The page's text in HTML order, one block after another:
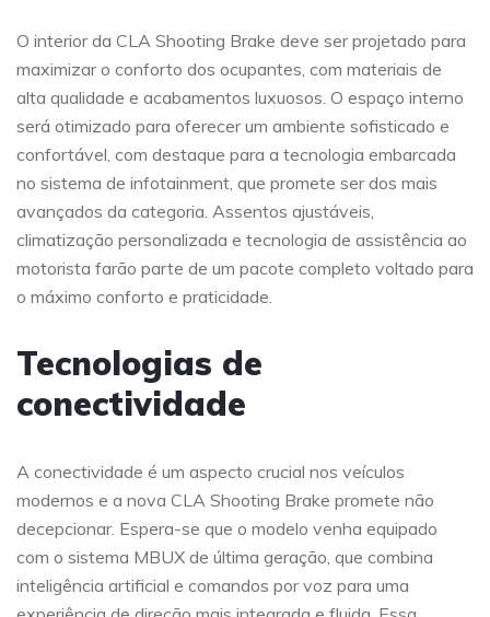
O interior da CLA Shooting Brake deve ser projetado para
maximizar o conforto dos ocupantes, com materiais de
alta qualidade e acabamentos luxuosos. O espaço interno
será otimizado para oferecer um ambiente sofisticado e
confortável, com destaque para a tecnologia embarcada
no sistema de infotainment, que promete ser dos mais
avançados da categoria. Assentos ajustáveis,
climatização personalizada e tecnologia de assistência ao
motorista farão parte de um pacote completo voltado para
o máximo conforto e praticidade.
Tecnologias de
conectividade
A conectividade é um aspecto crucial nos veículos
modernos e a nova CLA Shooting Brake promete não
decepcionar. Espera-se que o modelo venha equipado
com o sistema MBUX de última geração, que combina
inteligência artificial e comandos por voz para uma